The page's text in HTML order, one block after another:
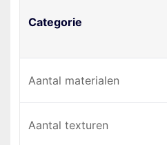
Categorie
Aantal materialen
Aantal texturen